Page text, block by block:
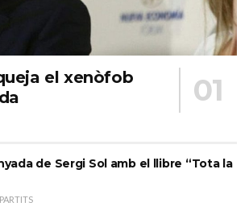
el xenòfob
de Sergi Sol amb el llibre “Tota la